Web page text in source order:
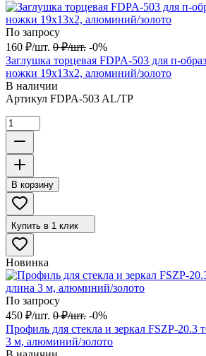
По запросу
160 ₽/шт. 0 ₽/шт. -0%
Заглушка торцевая FDPA-503 для п-
ножки 19х13х2, алюминий/золото
В наличии
Артикул FDPA-503 AL/TP
В корзину
Купить в 1 клик
Новинка
По запросу
450 ₽/шт. 0 ₽/шт. -0%
Профиль для стекла и зеркал FSZP-
3 м, алюминий/золото